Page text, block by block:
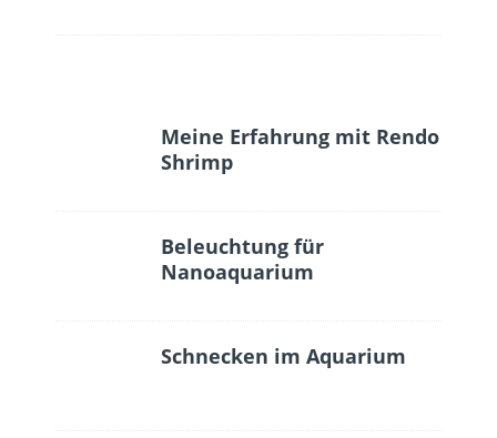
Meine Erfahrung mit Rendo
Shrimp
Beleuchtung für
Nanoaquarium
Schnecken im Aquarium